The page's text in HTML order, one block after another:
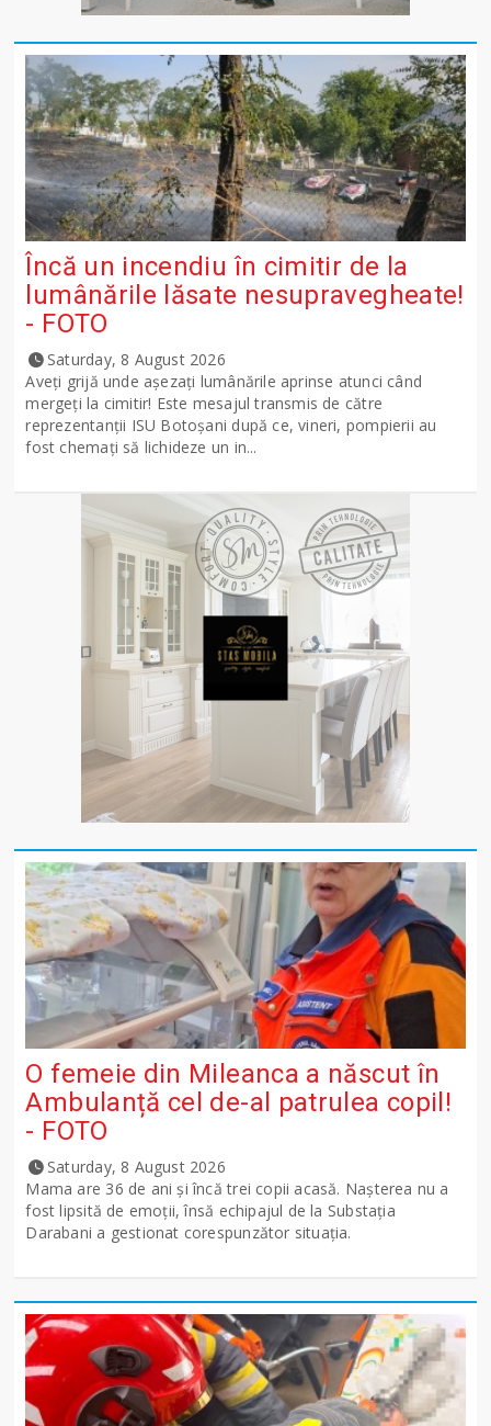
Încă un incendiu în cimitir de la
lumânările lăsate nesupravegheate!
- FOTO
Saturday, 8 August 2026
Aveți grijă unde așezați lumânările aprinse atunci când
mergeți la cimitir! Este mesajul transmis de către
reprezentanții ISU Botoșani după ce, vineri, pompierii au
fost chemați să lichideze un in...
O femeie din Mileanca a născut în
Ambulanță cel de-al patrulea copil!
- FOTO
Saturday, 8 August 2026
Mama are 36 de ani și încă trei copii acasă. Nașterea nu a
fost lipsită de emoții, însă echipajul de la Substația
Darabani a gestionat corespunzător situația.